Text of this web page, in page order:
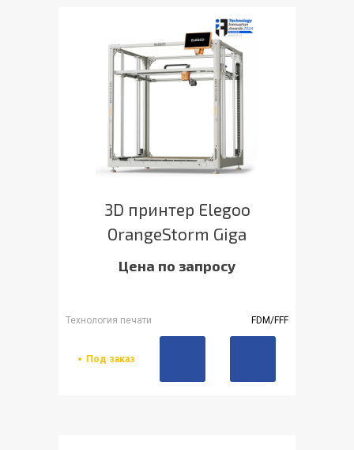
3D принтер Elegoo
OrangeStorm Giga
Цена по запросу
Технология печати FDM/FFF
Под заказ